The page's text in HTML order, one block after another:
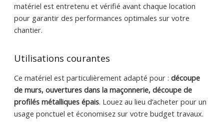
matériel est entretenu et vérifié avant chaque location
pour garantir des performances optimales sur votre
chantier.
Utilisations courantes
Ce matériel est particulièrement adapté pour : découpe
de murs, ouvertures dans la maçonnerie, découpe de
profilés métalliques épais. Louez au lieu d’acheter pour un
usage ponctuel et économisez sur votre budget travaux.